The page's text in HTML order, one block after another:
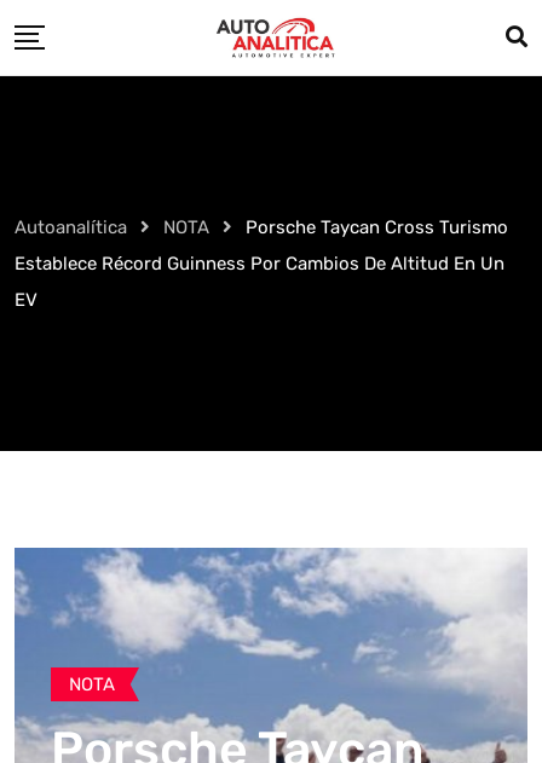
to
Autoanalítica NOTA
Porsche Taycan Cross Turismo
Establece Récord Guinness Por Cambios De Altitud En Un
EV
NOTA
Porsche Taycan